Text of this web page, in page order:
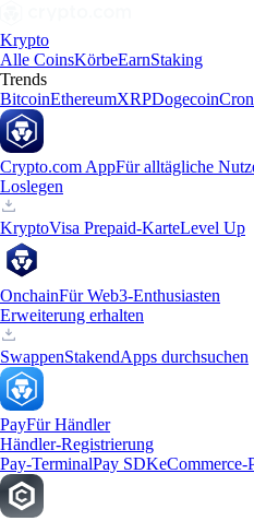
Krypto
Alle CoinsKörbeEarnStaking
Trends
BitcoinEthereumXRPDogecoin
Crypto.com AppFür alltägliche
Loslegen
KryptoVisa Prepaid-KarteLevel Up
OnchainFür Web3-Enthusiasten
Erweiterung erhalten
SwappenStakendApps durchsuchen
PayFür Händler
Händler-Registrierung
Pay-TerminalPay SDKeCommerce-